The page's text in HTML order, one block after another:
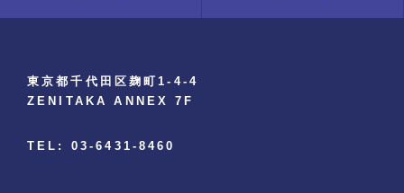
東京都千代田区麹町1-4-4
ZENITAKA ANNEX 7F
TEL: 03-6431-8460